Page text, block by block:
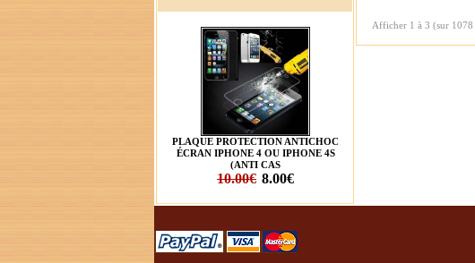
PLAQUE PROTECTION ANTICHOC
ÉCRAN IPHONE 4 OU IPHONE 4S
(ANTI CAS
10.00€ 8.00€
Afficher 1 à 3 (sur 1078